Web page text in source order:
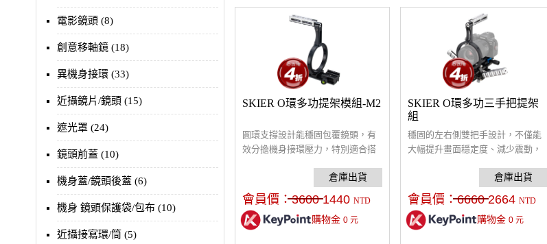
電影鏡頭 (8)
創意移軸鏡 (18)
異機身接環 (33)
近攝鏡片/鏡頭 (15)
遮光罩 (24)
鏡頭前蓋 (10)
機身蓋/鏡頭後蓋 (6)
機身 鏡頭保護袋/包布 (10)
近攝接寫環/筒 (5)
SKIER O環多功提架模組-M2
圓環支撐設計能穩固包覆鏡頭，有
效分擔機身接環壓力，特別適合搭
晃動。人體工學的上把手讓低角度
取景更流暢，同時底部配備精密滑
軌與水平儀，方便快速微調重心。
會員價：3600 1440 NTD
購物金 0元
SKIER O環多功三手把提架
組
穩固的左右側雙把手設計，不僅能
大幅提升畫面穩定度、減少震動，
即使在長時數的拍攝中，雙手依然
能保持舒適、不易感到疲累。其具
備人體工學的頂部上把手，在低角
度取景或特殊運鏡時更為輕鬆順
會員價：6660 2664 NTD
購物金 0元